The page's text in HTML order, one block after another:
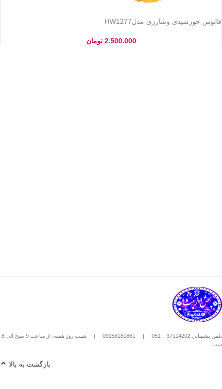
فانوس خورشیدی وشارژی مدلHW1277
2.500.000 تومان
تلفن پشتیبانی:37114202 – 051 |
09158181861
|
هفت روز هفته، از ساعت 9 صبح الی 8
شب
بازگشت به بالا